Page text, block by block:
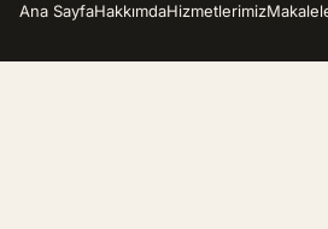
Ana SayfaHakkımdaHizmetlerimiz